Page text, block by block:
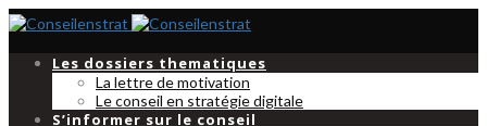
Les dossiers thematiques
La lettre de motivation
Le conseil en stratégie digitale
S’informer sur le conseil